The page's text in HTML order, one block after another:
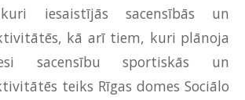
iesaistījās sacensībās un
kā arī tiem, kuri plānoja
sacensību sportiskās un
teiks Rīgas domes Sociālo